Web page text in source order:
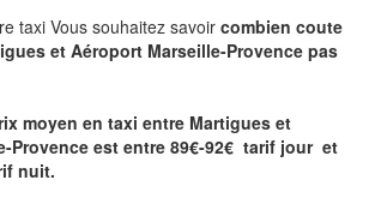
taxi Vous souhaitez savoir combien coute
et Aéroport Marseille-Provence pas
moyen en taxi entre Martigues et
Provence est entre 89€-92€ tarif jour et
nuit.